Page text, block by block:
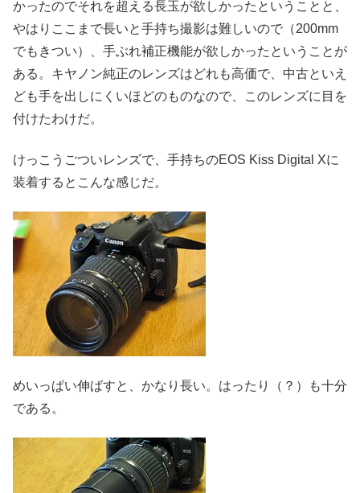
かったのでそれを超える長玉が欲しかったということと、
やはりここまで長いと手持ち撮影は難しいので（200mm
でもきつい）、手ぶれ補正機能が欲しかったということが
ある。キヤノン純正のレンズはどれも高価で、中古といえ
ども手を出しにくいほどのものなので、このレンズに目を
付けたわけだ。
けっこうごついレンズで、手持ちのEOS Kiss Digital Xに
装着するとこんな感じだ。
めいっぱい伸ばすと、かなり長い。はったり（？）も十分
である。